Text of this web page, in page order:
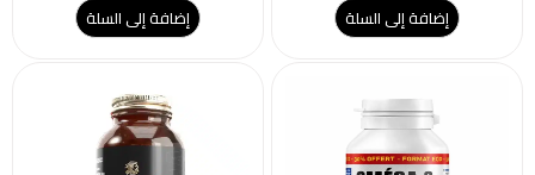
إضافة إلى السلة إضافة إلى السلة